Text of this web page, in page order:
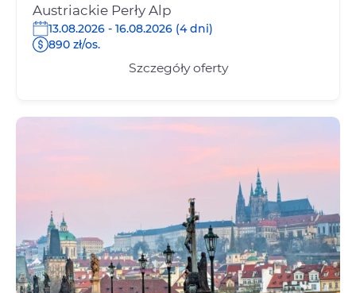
Austriackie Perły Alp
13.08.2026 - 16.08.2026 (4 dni)
890 zł/os.
Szczegóły oferty